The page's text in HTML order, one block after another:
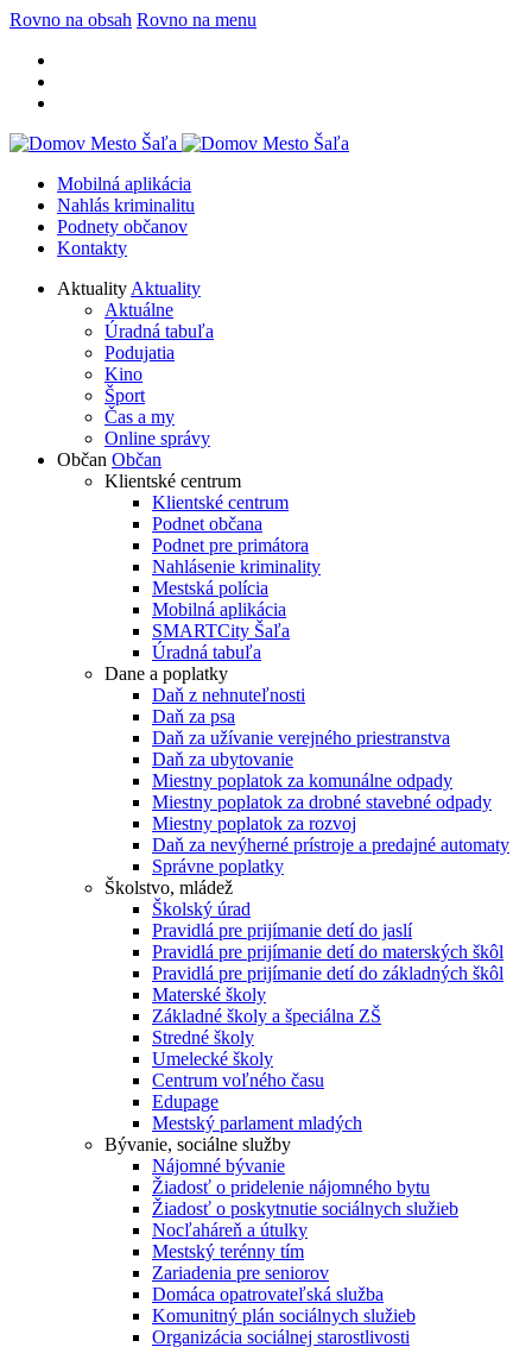
Rovno na obsah Rovno na menu
Mobilná aplikácia
Nahlás kriminalitu
Podnety občanov
Kontakty
Aktuality Aktuality
Aktuálne
Úradná tabuľa
Podujatia
Kino
Šport
Čas a my
Online správy
Občan Občan
Klientské centrum
Klientské centrum
Podnet občana
Podnet pre primátora
Nahlásenie kriminality
Mestská polícia
Mobilná aplikácia
SMARTCity Šaľa
Úradná tabuľa
Dane a poplatky
Daň z nehnuteľnosti
Daň za psa
Daň za užívanie verejného priestranstva
Daň za ubytovanie
Miestny poplatok za komunálne odpady
Miestny poplatok za drobné stavebné odpady
Miestny poplatok za rozvoj
Daň za nevýherné prístroje a predajné automaty
Správne poplatky
Školstvo, mládež
Školský úrad
Pravidlá pre prijímanie detí do jaslí
Pravidlá pre prijímanie detí do materských škôl
Pravidlá pre prijímanie detí do základných škôl
Materské školy
Základné školy a špeciálna ZŠ
Stredné školy
Umelecké školy
Centrum voľného času
Edupage
Mestský parlament mladých
Bývanie, sociálne služby
Nájomné bývanie
Žiadosť o pridelenie nájomného bytu
Žiadosť o poskytnutie sociálnych služieb
Nocľaháreň a útulky
Mestský terénny tím
Zariadenia pre seniorov
Domáca opatrovateľská služba
Komunitný plán sociálnych služieb
Organizácia sociálnej starostlivosti